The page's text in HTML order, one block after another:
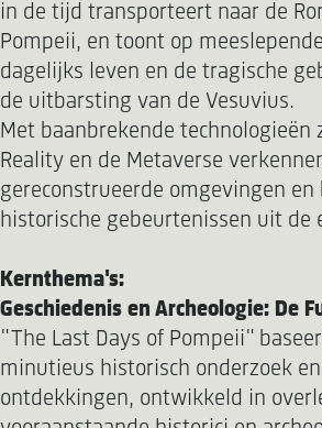
in de tijd transporteert naar de
Pompeii, en toont op
dagelijks leven en de tragische
de uitbarsting van de Vesuvius.
Met baanbrekende technologieën
Reality en de Metaverse
gereconstrueerde omgevingen en
historische gebeurtenissen uit de
Kernthema's:
Geschiedenis en Archeologie: De
"The Last Days of Pompeii"
minutieus historisch onderzoek
ontdekkingen, ontwikkeld in